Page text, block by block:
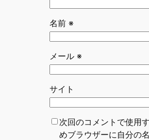
名前 ※
メール ※
サイト
次回のコメントで使用
めブラウザーに自分の名